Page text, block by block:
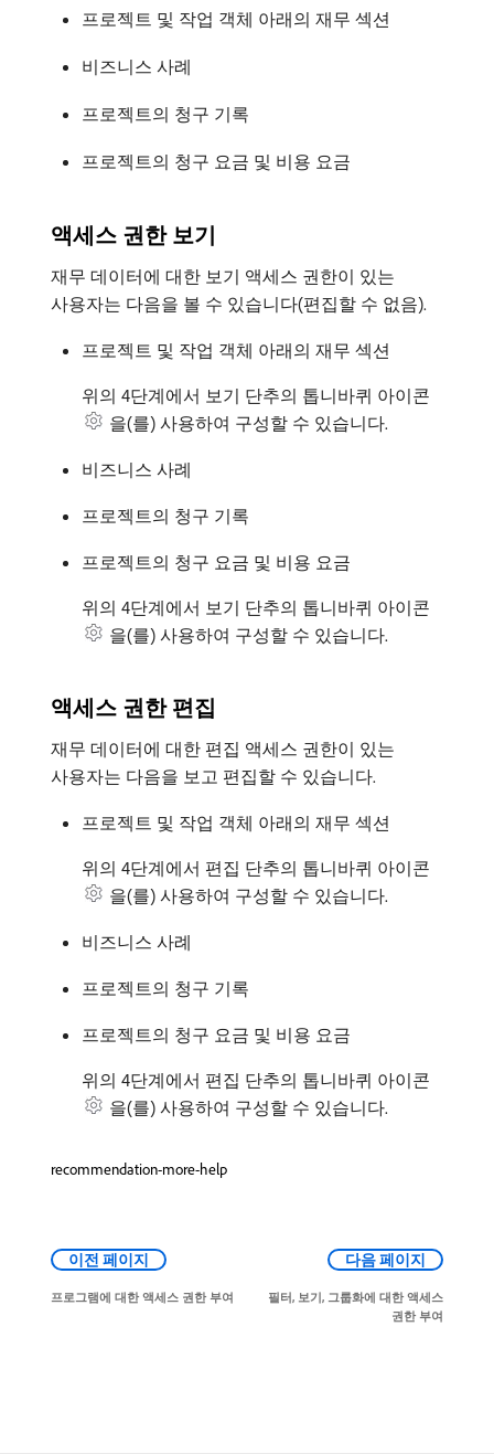
프로젝트 및 작업 객체 아래의 재무 섹션
비즈니스 사례
프로젝트의 청구 기록
프로젝트의 청구 요금 및 비용 요금
액세스 권한 보기
재무 데이터에 대한 보기 액세스 권한이 있는
사용자는 다음을 볼 수 있습니다(편집할 수 없음).
프로젝트 및 작업 객체 아래의 재무 섹션
위의 4단계에서 보기 단추의 톱니바퀴 아이콘
을(를) 사용하여 구성할 수 있습니다.
비즈니스 사례
프로젝트의 청구 기록
프로젝트의 청구 요금 및 비용 요금
위의 4단계에서 보기 단추의 톱니바퀴 아이콘
을(를) 사용하여 구성할 수 있습니다.
액세스 권한 편집
재무 데이터에 대한 편집 액세스 권한이 있는
사용자는 다음을 보고 편집할 수 있습니다.
프로젝트 및 작업 객체 아래의 재무 섹션
위의 4단계에서 편집 단추의 톱니바퀴 아이콘
을(를) 사용하여 구성할 수 있습니다.
비즈니스 사례
프로젝트의 청구 기록
프로젝트의 청구 요금 및 비용 요금
위의 4단계에서 편집 단추의 톱니바퀴 아이콘
을(를) 사용하여 구성할 수 있습니다.
recommendation-more-help
이전 페이지
프로그램에 대한 액세스 권한 부여
다음 페이지
필터, 보기, 그룹화에 대한 액세스
권한 부여